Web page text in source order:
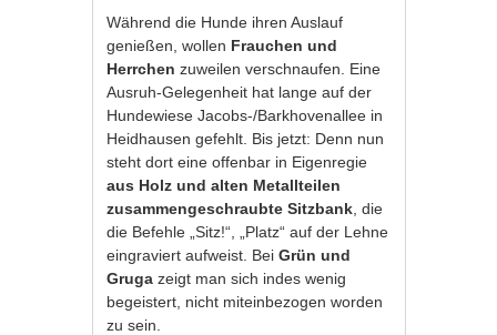
Während die Hunde ihren Auslauf
genießen, wollen Frauchen und
Herrchen zuweilen verschnaufen. Eine
Ausruh-Gelegenheit hat lange auf der
Hundewiese Jacobs-/Barkhovenallee in
Heidhausen gefehlt. Bis jetzt: Denn nun
steht dort eine offenbar in Eigenregie
aus Holz und alten Metallteilen
zusammengeschraubte Sitzbank , die
die Befehle „Sitz!“, „Platz“ auf der Lehne
eingraviert aufweist. BeiGrün und
Gruga zeigt man sich indes wenig
begeistert, nicht miteinbezogen worden
zu sein.